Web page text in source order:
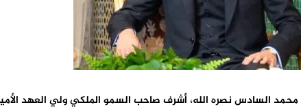
السادس نصره الله، أشرف صاحب السمو الملكي ولي العهد